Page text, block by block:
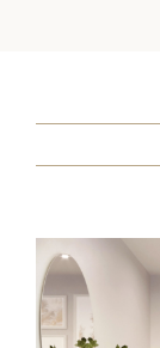
Pokaż
większy
obrazek